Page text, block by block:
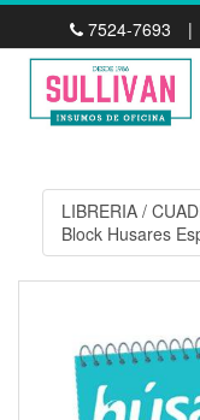
7524-7693 |
LIBRERIA /
Block Husares